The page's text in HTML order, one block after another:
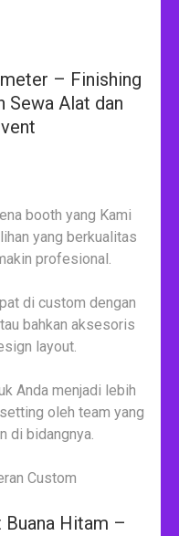
– Finishing
Sewa Alat dan
booth yang Kami
yang berkualitas
profesional.
di custom dengan
bahkan aksesoris
layout.
Anda menjadi lebih
oleh team yang
di bidangnya.
Hitam –